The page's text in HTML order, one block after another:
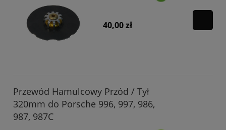
40,00 zł
Przewód Hamulcowy Przód / Tył
320mm do Porsche 996, 997, 986,
987, 987C